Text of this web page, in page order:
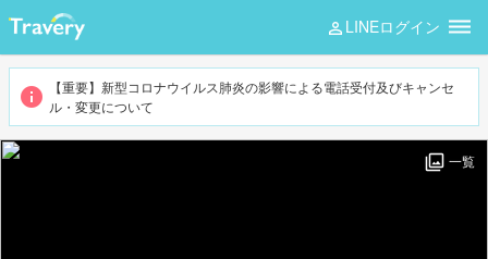
LINEログイン
【重要】新型コロナウイルス肺炎の影響による電話受付及びキャンセ
ル・変更について
一覧